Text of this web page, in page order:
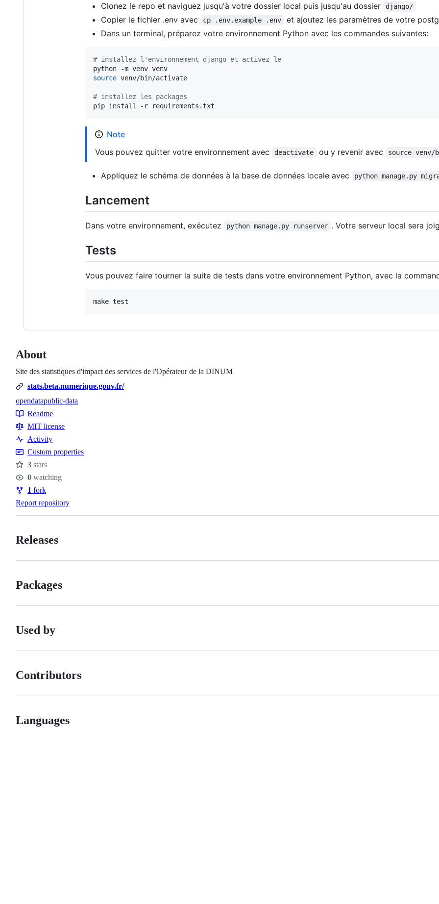
Clonez le repo et naviguez jusqu'à votre dossier local puis jusqu'au dossier django/
Copier le fichier .env avec cp .env.example .env
et ajoutez les paramètres de votre
Dans un terminal, préparez votre environnement Python avec les commandes suivantes:
# installez l'environnement django et activez-le
source venv/bin/activate
# installez les packages
pip install -r requirements.txt
Note
Vous pouvez quitter votre environnement avec
deactivate ou y revenir avec source
Appliquez le schéma de données à la base de données locale avec python manage.py
Lancement
Dans votre environnement, exécutez python manage.py runserver . Votre serveur local sera
Tests
Vous pouvez faire tourner la suite de tests dans votre environnement Python, avec la
About
Site des statistiques d'impact des services de l'Opérateur de la DINUM
stats.beta.numerique.gouv.fr/
Topics
opendatapublic-data
Resources
Readme
MIT license
Activity
Custom properties
Stars
3 stars
Watchers
0 watching
Forks
1 fork
Report repository
Releases
Packages
Used by
Contributors
Languages